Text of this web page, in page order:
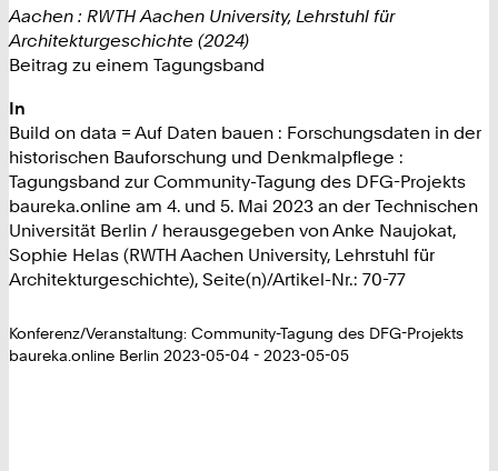
Aachen : RWTH Aachen University, Lehrstuhl für
Architekturgeschichte (2024)
Beitrag zu einem Tagungsband
In
Build on data = Auf Daten bauen : Forschungsdaten in der
historischen Bauforschung und Denkmalpflege :
Tagungsband zur Community-Tagung des DFG-Projekts
baureka.online am 4. und 5. Mai 2023 an der Technischen
Universität Berlin / herausgegeben von Anke Naujokat,
Sophie Helas (RWTH Aachen University, Lehrstuhl für
Architekturgeschichte), Seite(n)/Artikel-Nr.: 70-77
Konferenz/Veranstaltung: Community-Tagung des DFG-Projekts
baureka.online Berlin 2023-05-04 - 2023-05-05